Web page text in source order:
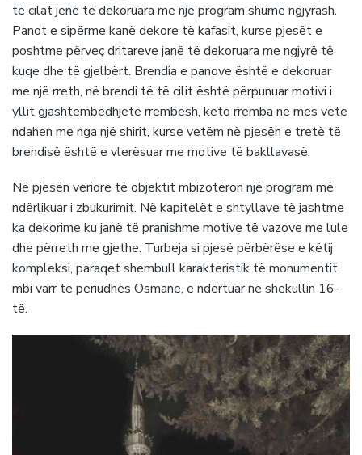
të cilat jenë të dekoruara me një program shumë ngjyrash.
Panot e sipërme kanë dekore të kafasit, kurse pjesët e
poshtme përveç dritareve janë të dekoruara me ngjyrë të
kuqe dhe të gjelbërt. Brendia e panove është e dekoruar
me një rreth, në brendi të të cilit është përpunuar motivi i
yllit gjashtëmbëdhjetë rrembësh, këto rremba në mes vete
ndahen me nga një shirit, kurse vetëm në pjesën e tretë të
brendisë është e vlerësuar me motive të bakllavasë.
Në pjesën veriore të objektit mbizotëron një program më
ndërlikuar i zbukurimit. Në kapitelët e shtyllave të jashtme
ka dekorime ku janë të pranishme motive të vazove me lule
dhe përreth me gjethe. Turbeja si pjesë përbërëse e këtij
kompleksi, paraqet shembull karakteristik të monumentit
mbi varr të periudhës Osmane, e ndërtuar në shekullin 16-
të.